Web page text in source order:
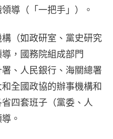
導（「一把手」）。
（如政研室、黨史研究
，國務院組成部門
署、人民銀行、海關總署
全國政協的辦事機構和
四套班子（黨委、人
。